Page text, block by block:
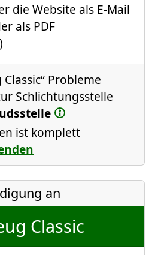
die Website als E-Mail
als PDF
Classic“ Probleme
Schlichtungsstelle
ist komplett
an
Classic